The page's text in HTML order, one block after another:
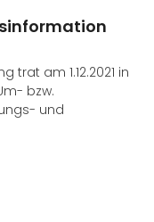
trat am 1.12.2021 in
bzw.
und